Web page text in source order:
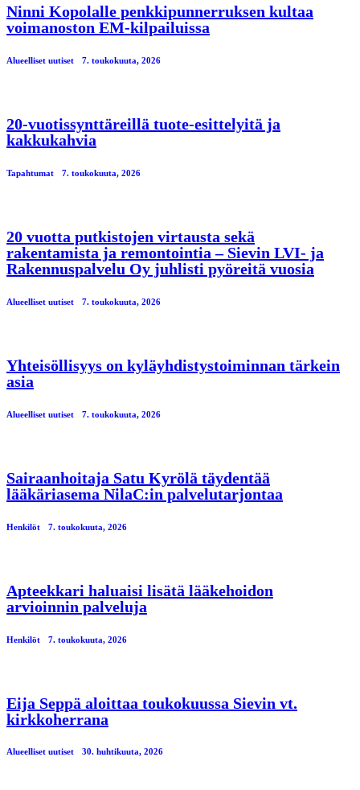
Ninni Kopolalle penkkipunnerruksen kultaa
voimanoston EM-kilpailuissa
Alueelliset uutiset 7. toukokuuta, 2026
20-vuotissynttäreillä tuote-esittelyitä ja
kakkukahvia
Tapahtumat 7. toukokuuta, 2026
20 vuotta putkistojen virtausta sekä
rakentamista ja remontointia – Sievin LVI- ja
Rakennuspalvelu Oy juhlisti pyöreitä vuosia
Alueelliset uutiset 7. toukokuuta, 2026
Yhteisöllisyys on kyläyhdistystoiminnan tärkein
asia
Alueelliset uutiset 7. toukokuuta, 2026
Sairaanhoitaja Satu Kyrölä täydentää
lääkäriasema NilaC:in palvelutarjontaa
Henkilöt 7. toukokuuta, 2026
Apteekkari haluaisi lisätä lääkehoidon
arvioinnin palveluja
Henkilöt 7. toukokuuta, 2026
Eija Seppä aloittaa toukokuussa Sievin vt.
kirkkoherrana
Alueelliset uutiset 30. huhtikuuta, 2026